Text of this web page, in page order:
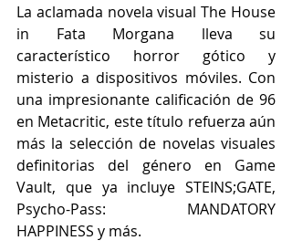
La aclamada novela visual The House
in Fata Morgana lleva su
característico horror gótico y
misterio a dispositivos móviles. Con
una impresionante calificación de 96
en Metacritic, este título refuerza aún
más la selección de novelas visuales
definitorias del género en Game
Vault, que ya incluye STEINS;GATE,
Psycho-Pass: MANDATORY
HAPPINESS y más.